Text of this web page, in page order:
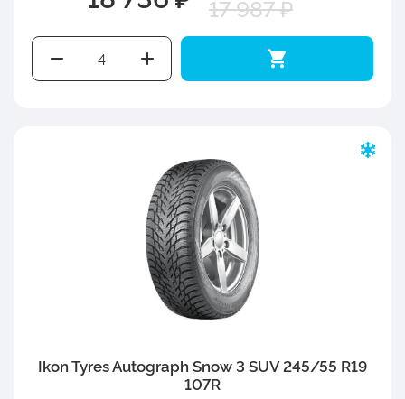
17 987 ₽
Ikon Tyres Autograph Snow 3 SUV 245/55 R19
107R